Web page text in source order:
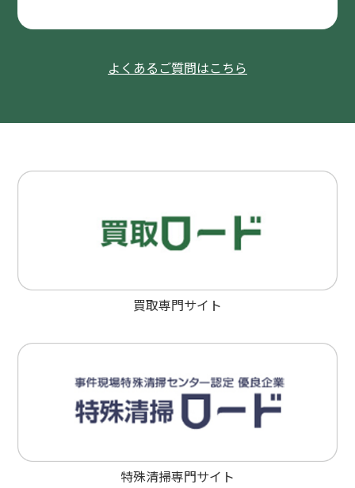
よくあるご質問はこちら
買取専門サイト
特殊清掃専門サイト